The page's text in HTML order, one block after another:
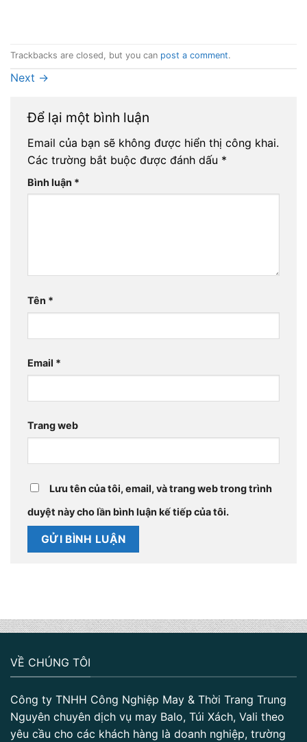
Trackbacks are closed, but you can post a comment.
Next →
Để lại một bình luận
Email của bạn sẽ không được hiển thị công khai.
Các trường bắt buộc được đánh dấu *
Bình luận *
Tên *
Email *
Trang web
Lưu tên của tôi, email, và trang web trong trình
duyệt này cho lần bình luận kế tiếp của tôi.
VỀ CHÚNG TÔI
Công ty TNHH Công Nghiệp May & Thời Trang Trung
Nguyên chuyên dịch vụ may Balo, Túi Xách, Vali theo
yêu cầu cho các khách hàng là doanh nghiệp, trường